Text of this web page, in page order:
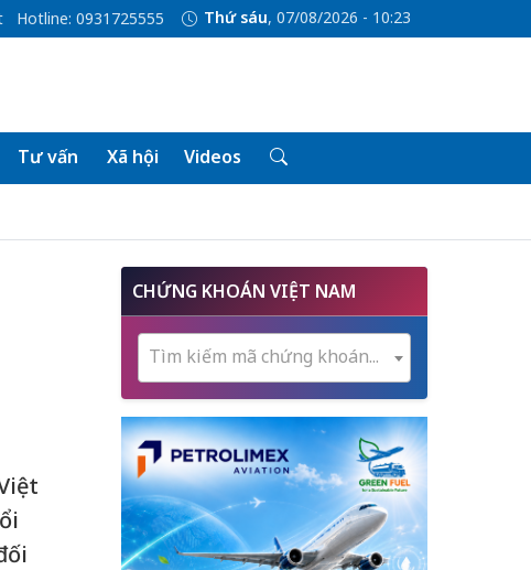
Hotline: 0931725555 Thứ sáu, 07/08/2026 - 10:23
Tư vấn Xã hội Videos
CHỨNG KHOÁN VIỆT NAM
Tìm kiếm mã chứng khoán...